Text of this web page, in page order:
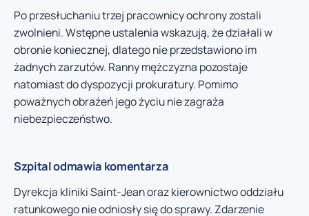
Po przesłuchaniu trzej pracownicy ochrony zostali
zwolnieni. Wstępne ustalenia wskazują, że działali w
obronie koniecznej, dlatego nie przedstawiono im
żadnych zarzutów. Ranny mężczyzna pozostaje
natomiast do dyspozycji prokuratury. Pomimo
poważnych obrażeń jego życiu nie zagraża
niebezpieczeństwo.
Szpital odmawia komentarza
Dyrekcja kliniki Saint-Jean oraz kierownictwo oddziału
ratunkowego nie odniosły się do sprawy. Zdarzenie